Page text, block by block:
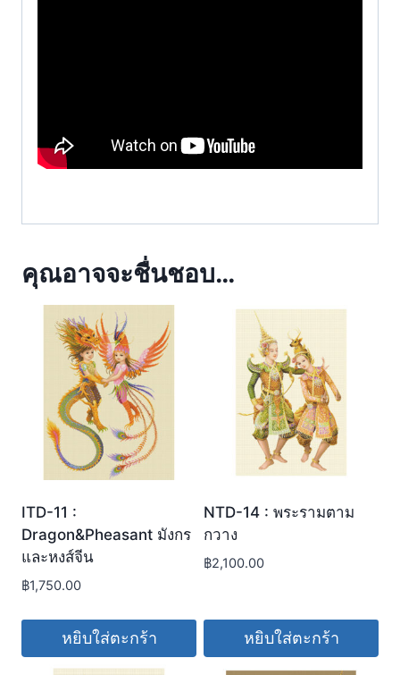
คุณอาจจะชื่นชอบ…
ITD-11 :
Dragon&Pheasant มังกร
และหงส์จีน
฿1,750.00
หยิบใส่ตะกร้า
NTD-14 : พระรามตาม
กวาง
฿2,100.00
หยิบใส่ตะกร้า